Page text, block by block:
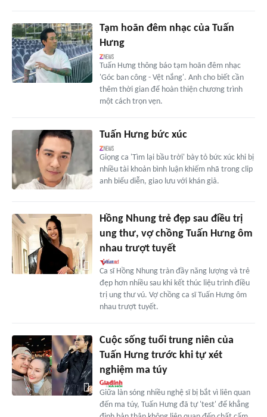
Tạm hoãn đêm nhạc của Tuấn
Hưng
Tuấn Hưng thông báo tạm hoãn đêm nhạc
'Góc ban công - Vệt nắng'. Anh cho biết cần
thêm thời gian để hoàn thiện chương trình
một cách trọn vẹn.
Tuấn Hưng bức xúc
Giọng ca 'Tìm lại bầu trời' bày tỏ bức xúc khi bị
nhiều tài khoản bình luận khiếm nhã trong clip
anh biểu diễn, giao lưu với khán giả.
Hồng Nhung trẻ đẹp sau điều trị
ung thư, vợ chồng Tuấn Hưng ôm
nhau trượt tuyết
Ca sĩ Hồng Nhung tràn đầy năng lượng và trẻ
đẹp hơn nhiều sau khi kết thúc liệu trình điều
trị ung thư vú. Vợ chồng ca sĩ Tuấn Hưng ôm
nhau trượt tuyết.
Cuộc sống tuổi trung niên của
Tuấn Hưng trước khi tự xét
nghiệm ma túy
Giữa làn sóng nhiều nghệ sĩ bị bắt vì liên quan
đến ma túy, Tuấn Hưng đã tự 'test' để khẳng